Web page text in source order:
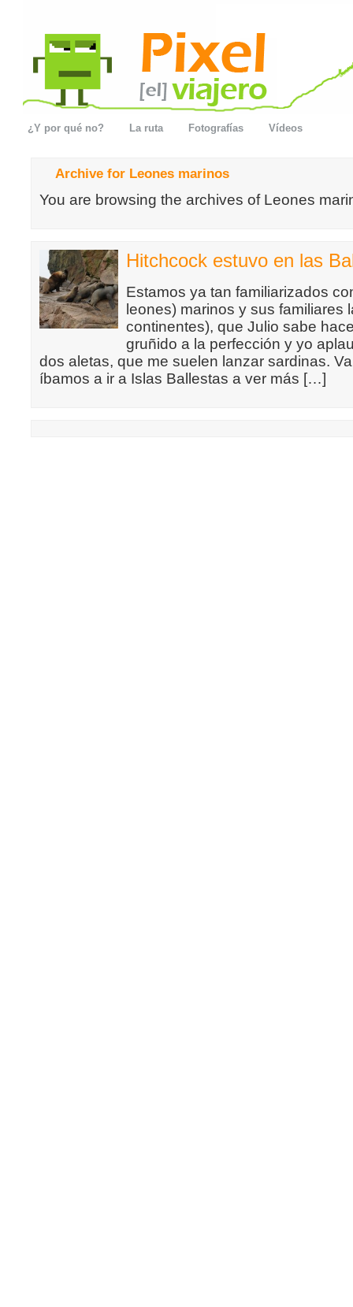
¿Y por qué no? La ruta Fotografías Vídeos
Archive for Leones marinos
You are browsing the archives of Leones
Hitchcock estuvo en las
Estamos ya tan familiarizados
leones) marinos y sus familiares
continentes), que Julio sabe
gruñido a la perfección y yo
dos aletas, que me suelen lanzar sardinas.
íbamos a ir a Islas Ballestas a ver más […]